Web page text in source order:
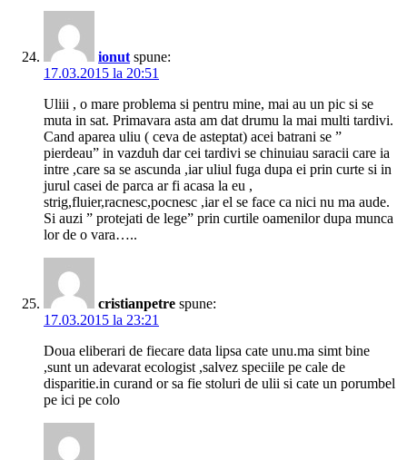
ionut spune:
17.03.2015 la 20:51
Uliii , o mare problema si pentru mine, mai au un pic si se
muta in sat. Primavara asta am dat drumu la mai multi tardivi.
Cand aparea uliu ( ceva de asteptat) acei batrani se ”
pierdeau” in vazduh dar cei tardivi se chinuiau saracii care ia
intre ,care sa se ascunda ,iar uliul fuga dupa ei prin curte si in
jurul casei de parca ar fi acasa la eu ,
strig,fluier,racnesc,pocnesc ,iar el se face ca nici nu ma aude.
Si auzi ” protejati de lege” prin curtile oamenilor dupa munca
lor de o vara…..
cristianpetre spune:
17.03.2015 la 23:21
Doua eliberari de fiecare data lipsa cate unu.ma simt bine
,sunt un adevarat ecologist ,salvez speciile pe cale de
disparitie.in curand or sa fie stoluri de ulii si cate un porumbel
pe ici pe colo